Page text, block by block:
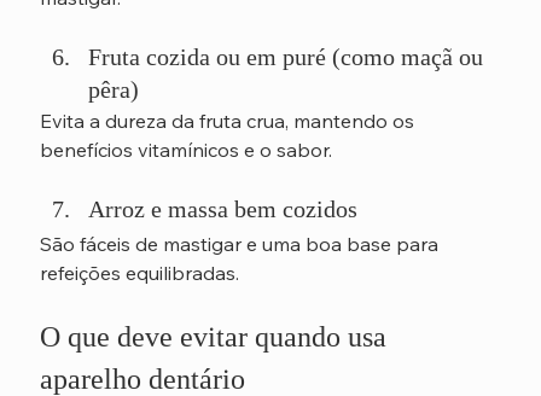
Fruta cozida ou em puré (como maçã ou
pêra)
Evita a dureza da fruta crua, mantendo os
benefícios vitamínicos e o sabor.
Arroz e massa bem cozidos
São fáceis de mastigar e uma boa base para
refeições equilibradas.
O que deve evitar quando usa
aparelho dentário